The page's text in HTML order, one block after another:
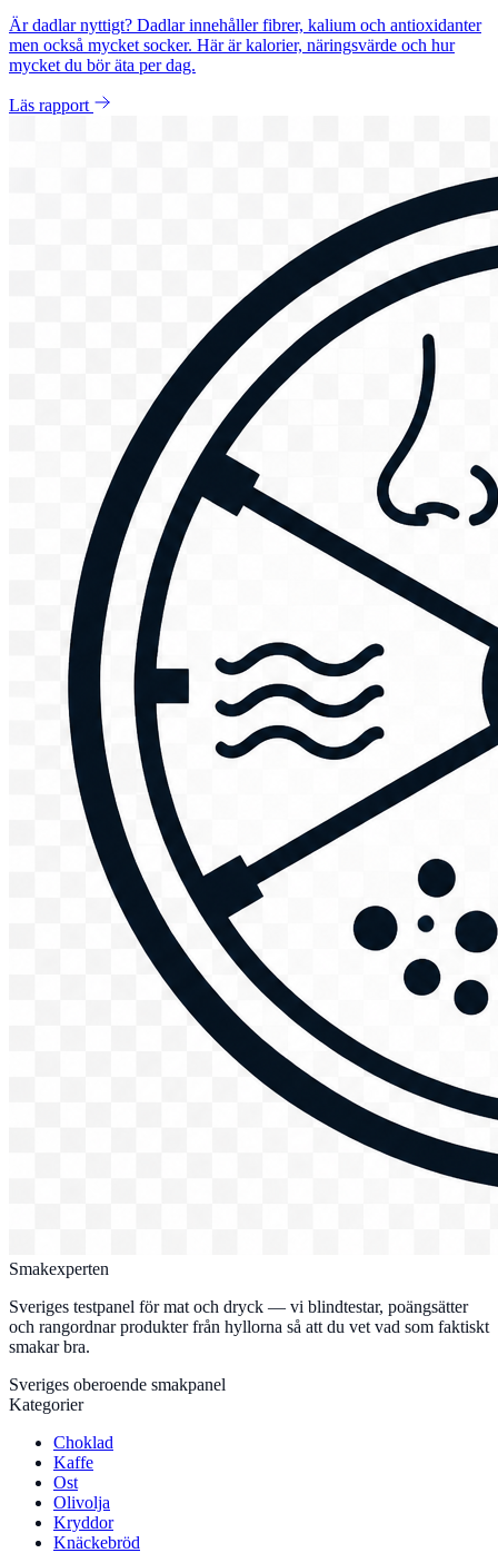
Är dadlar nyttigt? Dadlar innehåller fibrer, kalium och antioxidanter
men också mycket socker. Här är kalorier, näringsvärde och hur
mycket du bör äta per dag.
Läs rapport
Smakexperten
Sveriges testpanel för mat och dryck — vi blindtestar, poängsätter
och rangordnar produkter från hyllorna så att du vet vad som faktiskt
smakar bra.
Sveriges oberoende smakpanel
Kategorier
Choklad
Kaffe
Ost
Olivolja
Kryddor
Knäckebröd